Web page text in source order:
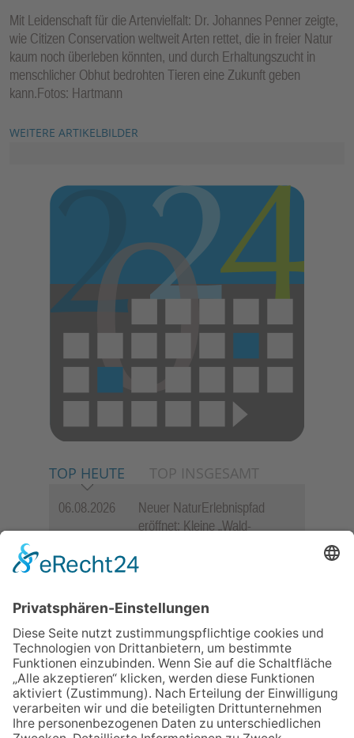
Mit Leidenschaft für die Artenvielfalt: Dr. Johannes Penner zeigte,
wie Citizen Conservation weltweit Arten rettet, die in freier Natur
kaum noch überleben könnten, und durch Erhaltungszucht in
menschlicher Obhut bedrohten Tieren eine Zukunft geben
kann.Fotos: Hartmann
WEITERE ARTIKELBILDER
TOP HEUTE TOP INSGESAMT
06.08.2026
Neuer NaturErlebnispfad
eröffnet: Kleine „Wald-
die Zukunft der Stadt
Königstein
06.08.2026
„Rock auf der Burg“ lässt
Königstein beben
06.08.2026
„Freundschaft, das ist wie
Heimat“ – Lions-Präsident
Jürgen Rohrmann setzt auf